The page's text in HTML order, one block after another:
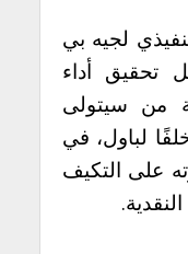
لجيه بي
تحقيق أداء
من سيتولى
لباول، في
على التكيف